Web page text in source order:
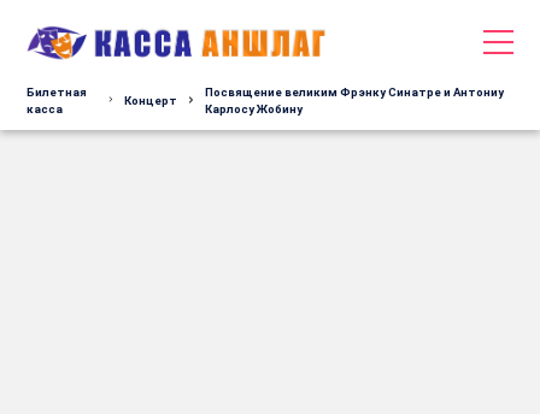
Билетная
касса
Концерт
Посвящение великим Фрэнку Синатре и Антониу
Карлосу Жобину